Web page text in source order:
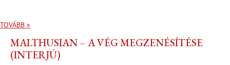
TOVÁBB »
MALTHUSIAN – A VÉG MEGZENÉSÍTÉSE
(INTERJÚ)